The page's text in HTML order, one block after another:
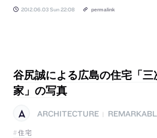
2012.06.03 Sun 22:08 permalink
谷尻誠による広島の住宅「三
家」の写真
ARCHITECTURE
住宅